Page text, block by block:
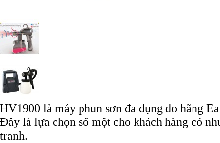
HV1900 là máy phun sơn đa dụng do hãng
Đây là lựa chọn số một cho khách hàng có
tranh.